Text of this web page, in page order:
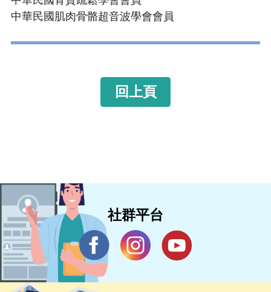
中華民國肌肉骨骼超音波學會會員
回上頁
社群平台